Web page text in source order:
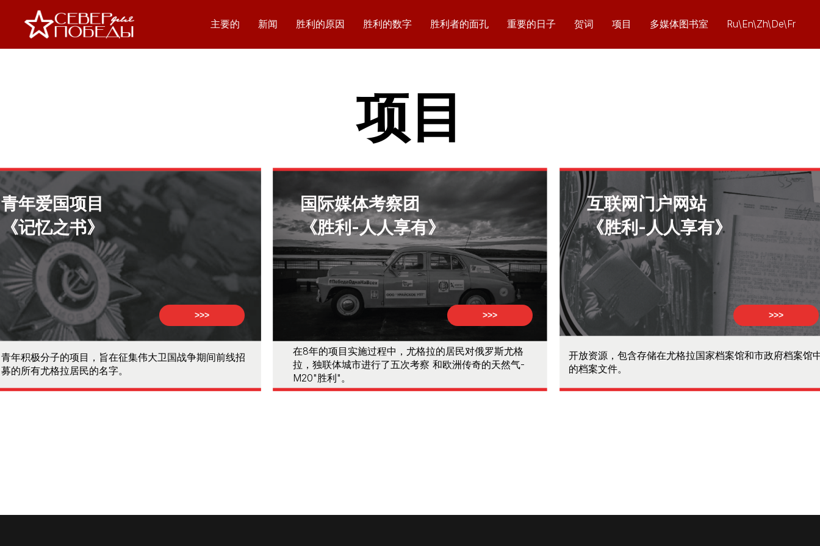
主要的 新闻 胜利的原因 胜利的数字 胜利者的面孔 重要的日子 贺词 项目 多媒体图书室 Ru\En\Zh\De\Fr
项目
开放资源，包含存储在尤格拉国家档案馆和市政府档案馆
的档案文件。
在8年的项目实施过程中，尤格拉的居民对俄罗斯尤格
拉，独联体城市进行了五次考察 和欧洲传奇的天然气-
M20"胜利"。
青年积极分子的项目，旨在征集伟大卫国战争期间前线招
募的所有尤格拉居民的名字。
>>> >>> >>>
青年爱国项目
《记忆之书》
国际媒体考察团
《胜利-人人享有》
互联网门户网站
《胜利-人人享有》